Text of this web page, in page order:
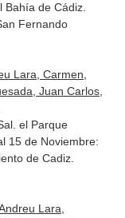
Bahía de Cádiz.
Fernando
Lara, Carmen,
Juan Carlos,
el Parque
15 de Noviembre:
de Cadiz.
Lara,